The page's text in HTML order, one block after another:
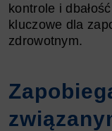
kontrole i
kluczowe dla
zdrowotnym.